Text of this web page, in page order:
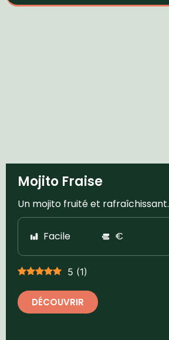
Mojito Fraise
Un mojito fruité et rafraîchissant.
Facile €
5 (1)
DÉCOUVRIR